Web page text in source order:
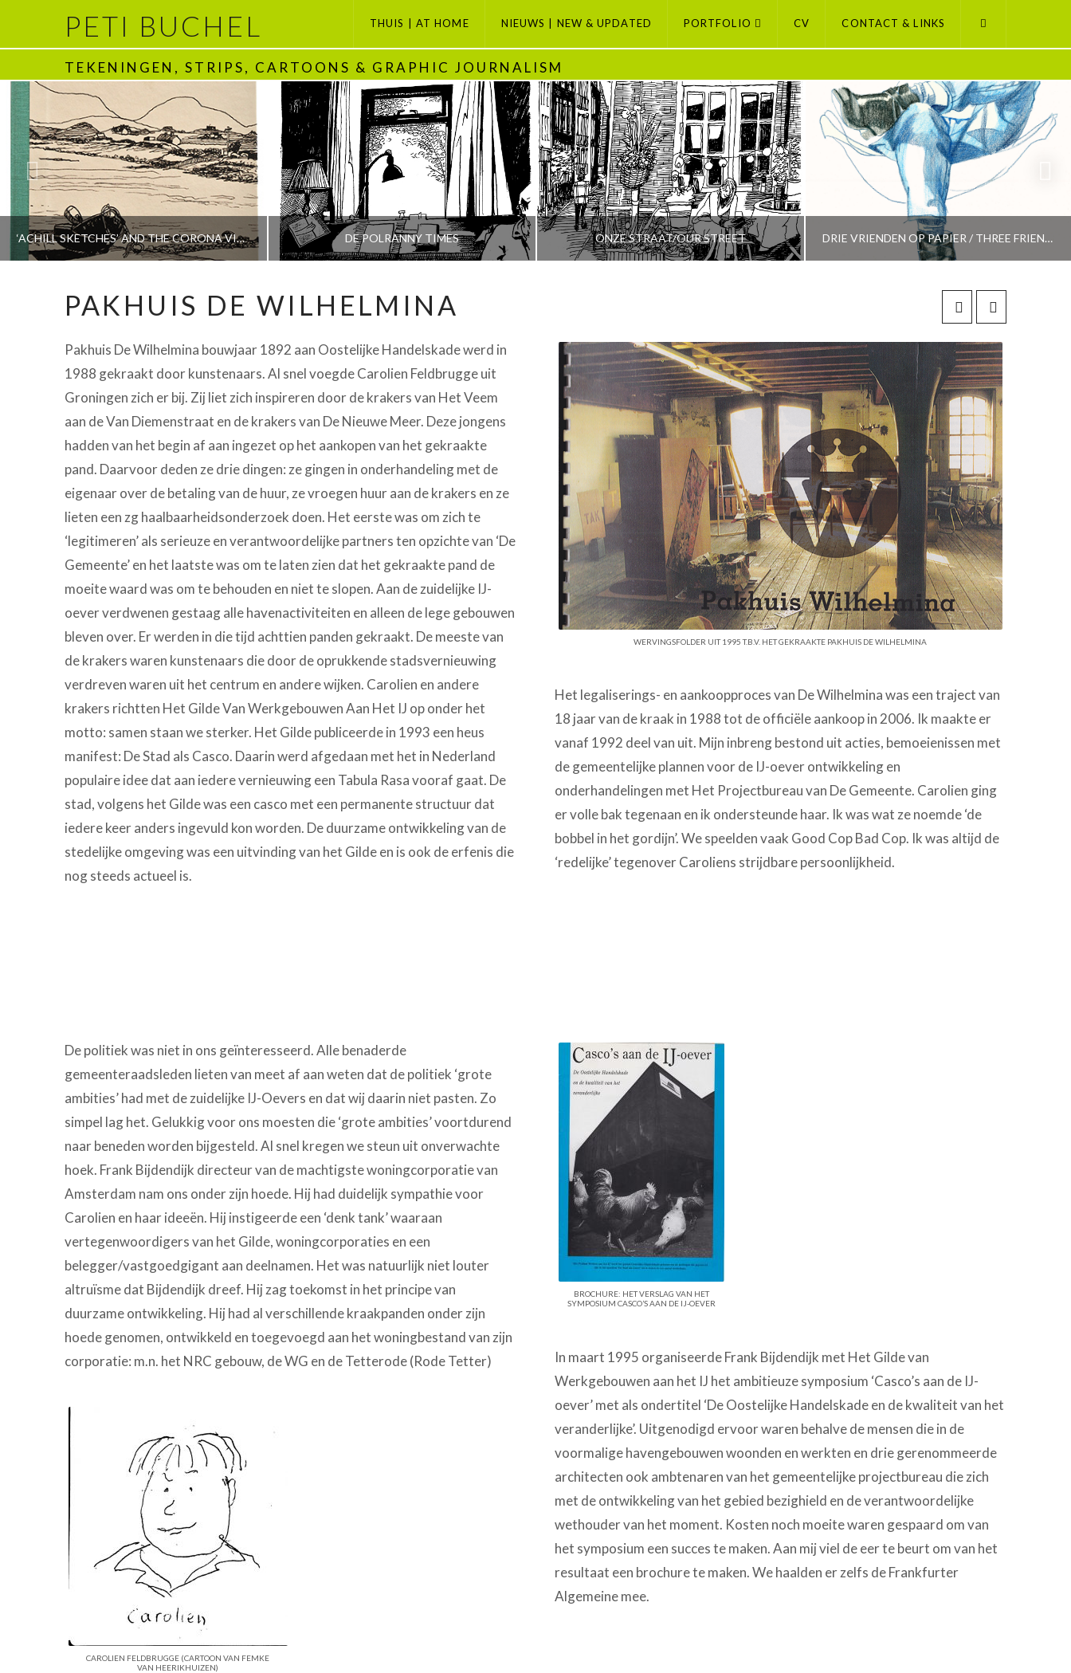
PETI BUCHEL THUIS | AT HOME NIEUWS | NEW & UPDATED PORTFOLIO CV CONTACT & LINKS
TEKENINGEN, STRIPS, CARTOONS & GRAPHIC JOURNALISM
‘ACHILL SKETCHES’ AND THE CORONA VIRUS
PETI BUCHEL
BOEKEN | BOOKS, POLRANNY
DE POLRANNY TIMES
PETI BUCHEL
1970 - HEDEN | TODAY, GRAPHIC JOURNALISM SELECTION, POLRANNY
ONZE STRAAT/OUR STREET
AMSTERDAM, AMSTERDAM SELECTION
DRIE VRIENDEN OP PAPIER / THREE FRIENDS ON PAPER
PETI BUCHEL
AMSTERDAM, AMSTERDAM SELECTION
PAKHUIS DE WILHELMINA
Pakhuis De Wilhelmina bouwjaar 1892 aan Oostelijke Handelskade werd in
1988 gekraakt door kunstenaars. Al snel voegde Carolien Feldbrugge uit
Groningen zich er bij. Zij liet zich inspireren door de krakers van Het Veem
aan de Van Diemenstraat en de krakers van De Nieuwe Meer. Deze jongens
hadden van het begin af aan ingezet op het aankopen van het gekraakte
pand. Daarvoor deden ze drie dingen: ze gingen in onderhandeling met de
eigenaar over de betaling van de huur, ze vroegen huur aan de krakers en ze
lieten een zg haalbaarheidsonderzoek doen. Het eerste was om zich te
‘legitimeren’ als serieuze en verantwoordelijke partners ten opzichte van ‘De
Gemeente’ en het laatste was om te laten zien dat het gekraakte pand de
moeite waard was om te behouden en niet te slopen. Aan de zuidelijke IJ-
oever verdwenen gestaag alle havenactiviteiten en alleen de lege gebouwen
bleven over. Er werden in die tijd achttien panden gekraakt. De meeste van
de krakers waren kunstenaars die door de oprukkende stadsvernieuwing
verdreven waren uit het centrum en andere wijken. Carolien en andere
krakers richtten Het Gilde Van Werkgebouwen Aan Het IJ op onder het
motto: samen staan we sterker. Het Gilde publiceerde in 1993 een heus
manifest: De Stad als Casco. Daarin werd afgedaan met het in Nederland
populaire idee dat aan iedere vernieuwing een Tabula Rasa vooraf gaat. De
stad, volgens het Gilde was een casco met een permanente structuur dat
iedere keer anders ingevuld kon worden. De duurzame ontwikkeling van de
stedelijke omgeving was een uitvinding van het Gilde en is ook de erfenis die
nog steeds actueel is.
WERVINGSFOLDER UIT 1995 T.B.V. HET GEKRAAKTE PAKHUIS DE WILHELMINA
Het legaliserings- en aankoopproces van De Wilhelmina was een traject van
18 jaar van de kraak in 1988 tot de officiële aankoop in 2006. Ik maakte er
vanaf 1992 deel van uit. Mijn inbreng bestond uit acties, bemoeienissen met
de gemeentelijke plannen voor de IJ-oever ontwikkeling en
onderhandelingen met Het Projectbureau van De Gemeente. Carolien ging
er volle bak tegenaan en ik ondersteunde haar. Ik was wat ze noemde ‘de
bobbel in het gordijn’. We speelden vaak Good Cop Bad Cop. Ik was altijd de
‘redelijke’ tegenover Caroliens strijdbare persoonlijkheid.
De politiek was niet in ons geïnteresseerd. Alle benaderde
gemeenteraadsleden lieten van meet af aan weten dat de politiek ‘grote
ambities’ had met de zuidelijke IJ-Oevers en dat wij daarin niet pasten. Zo
simpel lag het. Gelukkig voor ons moesten die ‘grote ambities’ voortdurend
naar beneden worden bijgesteld. Al snel kregen we steun uit onverwachte
hoek. Frank Bijdendijk directeur van de machtigste woningcorporatie van
Amsterdam nam ons onder zijn hoede. Hij had duidelijk sympathie voor
Carolien en haar ideeën. Hij instigeerde een ‘denk tank’ waaraan
vertegenwoordigers van het Gilde, woningcorporaties en een
belegger/vastgoedgigant aan deelnamen. Het was natuurlijk niet louter
altruïsme dat Bijdendijk dreef. Hij zag toekomst in het principe van
duurzame ontwikkeling. Hij had al verschillende kraakpanden onder zijn
hoede genomen, ontwikkeld en toegevoegd aan het woningbestand van zijn
corporatie: m.n. het NRC gebouw, de WG en de Tetterode (Rode Tetter)
CAROLIEN FELDBRUGGE (CARTOON VAN FEMKE
VAN HEERIKHUIZEN)
BROCHURE: HET VERSLAG VAN HET
SYMPOSIUM CASCO’S AAN DE IJ-OEVER
In maart 1995 organiseerde Frank Bijdendijk met Het Gilde van
Werkgebouwen aan het IJ het ambitieuze symposium ‘Casco’s aan de IJ-
oever’ met als ondertitel ‘De Oostelijke Handelskade en de kwaliteit van het
veranderlijke’. Uitgenodigd ervoor waren behalve de mensen die in de
voormalige havengebouwen woonden en werkten en drie gerenommeerde
architecten ook ambtenaren van het gemeentelijke projectbureau die zich
met de ontwikkeling van het gebied bezighield en de verantwoordelijke
wethouder van het moment. Kosten noch moeite waren gespaard om van
het symposium een succes te maken. Aan mij viel de eer te beurt om van het
resultaat een brochure te maken. We haalden er zelfs de Frankfurter
Algemeine mee.